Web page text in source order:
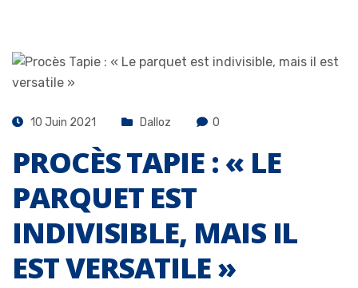
10 Juin 2021 Dalloz 0
PROCÈS TAPIE : « LE
PARQUET EST
INDIVISIBLE, MAIS IL
EST VERSATILE »